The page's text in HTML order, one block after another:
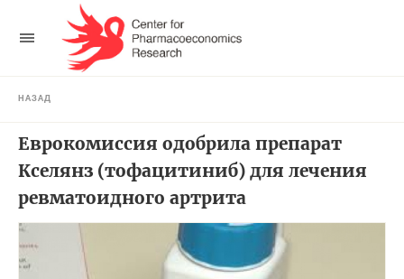
НАЗАД
Еврокомиссия одобрила препарат
Кселянз (тофацитиниб) для лечения
ревматоидного артрита